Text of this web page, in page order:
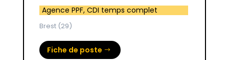
Agence PPF, CDI temps complet
Brest (29)
Fiche de poste $